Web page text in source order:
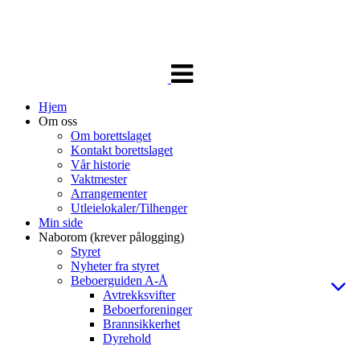
navigasjon
Hjem
Om oss
Om borettslaget
Kontakt borettslaget
Vår historie
Vaktmester
Arrangementer
Utleielokaler/Tilhenger
Min side
Naborom (krever pålogging)
Styret
Nyheter fra styret
Beboerguiden A-Å
Avtrekksvifter
Beboerforeninger
Brannsikkerhet
Dyrehold